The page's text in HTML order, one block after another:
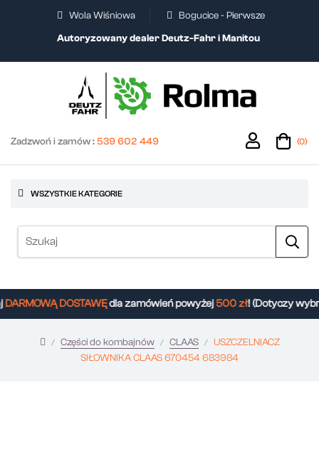
Wola Wiśniowa
Bogucice - Pierwsze
Autoryzowany dealer Deutz-Fahr i Manitou
Zadzwoń i zamów :539 602 449 (0)
WSZYSTKIE KATEGORIE
DOSTAWĘdla zamówień powyżej500 zł! (Dotyczy
Części do kombajnów CLAAS
USZCZELNIACZ
SIŁOWNIKA CLAAS 670454 683984